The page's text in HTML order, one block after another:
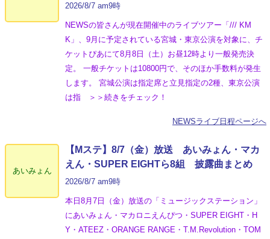
2026/8/7 am9時
NEWSの皆さんが現在開催中のライブツアー「/// KM
K」、9月に予定されている宮城・東京公演を対象に、チ
ケットぴあにて8月8日（土）お昼12時より一般発売決
定。 一般チケットは10800円で、そのほか手数料が発生
します。 宮城公演は指定席と立見指定の2種、東京公演
は指 ＞＞続きをチェック！
NEWSライブ日程ページへ
あいみょん
【Mステ】8/7（金）放送 あいみょん・マカ
えん・SUPER EIGHTら8組 披露曲まとめ
2026/8/7 am9時
本日8月7日（金）放送の「ミュージックステーション」
にあいみょん・マカロニえんぴつ・SUPER EIGHT・H
Y・ATEEZ・ORANGE RANGE・T.M.Revolution・TOM